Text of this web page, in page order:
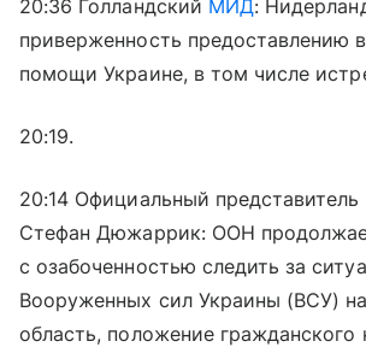
20:36 Голландский МИД:
приверженность предоставлению
помощи Украине, в том числе
20:19.
20:14 Официальный представитель
Стефан Дюжаррик: ООН
с озабоченностью следить за
Вооруженных сил Украины (ВСУ)
область, положение гражданского